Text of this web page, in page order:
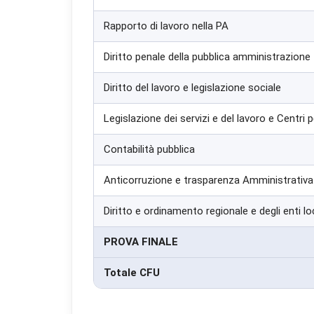
Rapporto di lavoro nella PA
Diritto penale della pubblica amministrazione
Diritto del lavoro e legislazione sociale
Legislazione dei servizi e del lavoro e Centri
Contabilità pubblica
Anticorruzione e trasparenza Amministrativa
Diritto e ordinamento regionale e degli enti
PROVA FINALE
Totale CFU